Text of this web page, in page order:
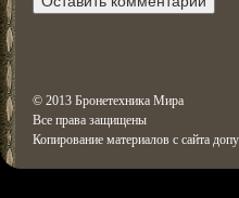
© 2013 Бронетехника Мира
Все права защищены
Копирование материалов с сайта